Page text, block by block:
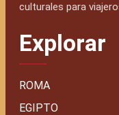
culturales para
Explorar
ROMA
EGIPTO